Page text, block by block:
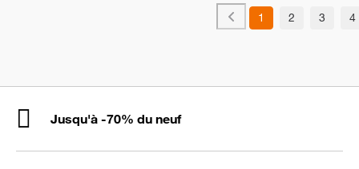
1 2 3 4
Jusqu'à -70% du neuf